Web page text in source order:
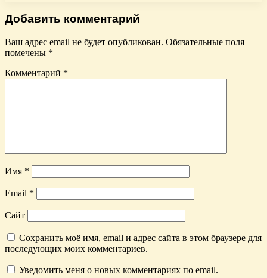
Добавить комментарий
Ваш адрес email не будет опубликован. Обязательные поля
помечены *
Комментарий *
Имя *
Email *
Сайт
Сохранить моё имя, email и адрес сайта в этом браузере для
последующих моих комментариев.
Уведомить меня о новых комментариях по email.